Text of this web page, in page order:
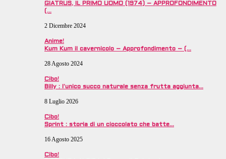
GIATRUS, IL PRIMO UOMO (1974) – APPROFONDIMENTO
(…
2 Dicembre 2024
Anime!
Kum Kum il cavernicolo – Approfondimento – (…
28 Agosto 2024
Cibo!
Billy : l’unico succo naturale senza frutta aggiunta…
8 Luglio 2026
Cibo!
Sprint : storia di un cioccolato che batte…
16 Agosto 2025
Cibo!